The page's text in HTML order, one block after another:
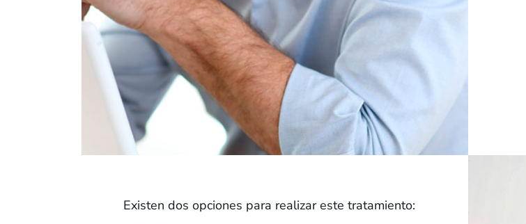
Existen dos opciones para realizar este tratamiento: